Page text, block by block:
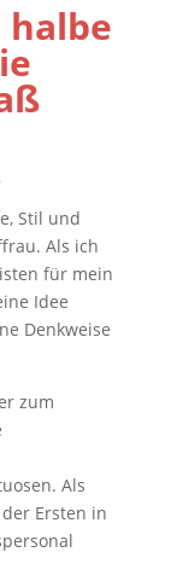
halbe
Stil und
Als ich
für mein
Idee
Denkweise
zum
Als
Ersten in